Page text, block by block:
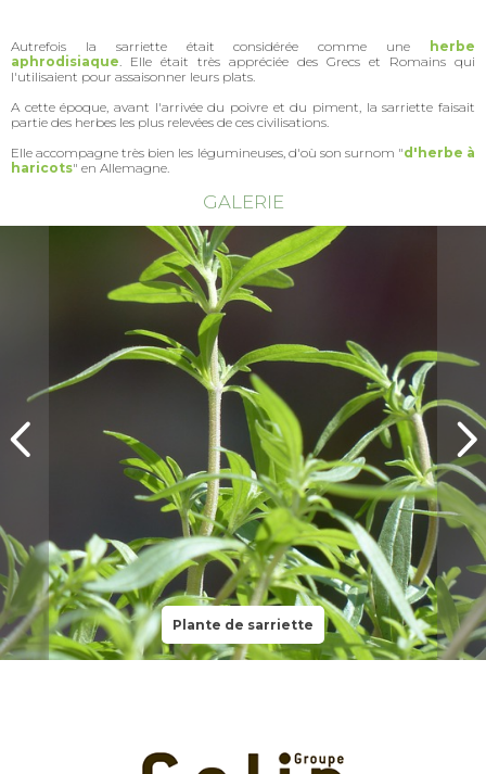
Autrefois la sarriette était considérée comme une
herbe
aphrodisiaque. Elle était très appréciée des Grecs et Romains qui
l'utilisaient pour assaisonner leurs plats.
A cette époque, avant l'arrivée du poivre et du piment, la sarriette faisait
partie des herbes les plus relevées de ces civilisations.
Elle accompagne très bien les légumineuses, d'où son surnom "d'herbe à
haricots" en Allemagne.
GALERIE
Plante de sarriette